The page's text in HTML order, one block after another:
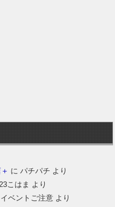
に パチパチ より
こはま より
イベントご注意より